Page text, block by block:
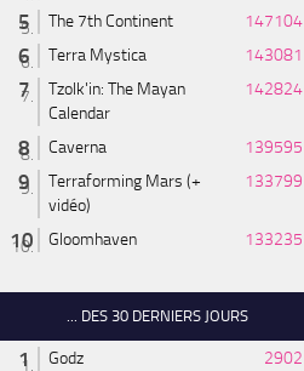
The 7th Continent
147104
Terra Mystica
143081
Tzolk'in: The Mayan
Calendar
142824
Caverna
139595
Terraforming Mars (+
vidéo)
133799
Gloomhaven 133235
... DES 30 DERNIERS JOURS
Godz
2902